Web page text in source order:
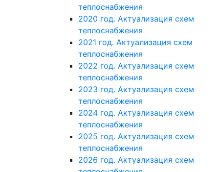
теплоснабжения
2020 год. Актуализация схем
теплоснабжения
2021 год. Актуализация схем
теплоснабжения
2022 год. Актуализация схем
теплоснабжения
2023 год. Актуализация схем
теплоснабжения
2024 год. Актуализация схем
теплоснабжения
2025 год. Актуализация схем
теплоснабжения
2026 год. Актуализация схем